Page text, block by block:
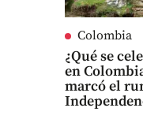
Colombia
¿Qué se
en
marcó el